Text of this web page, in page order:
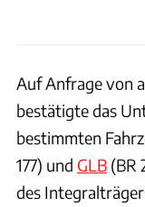
Auf Anfrage von
bestätigte das
bestimmten
177) und GLB (BR
des